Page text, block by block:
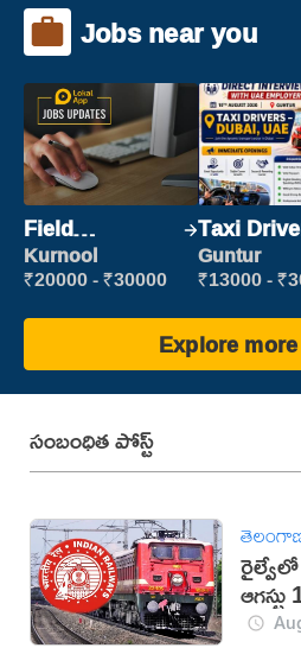
Jobs near you
Field
Marketing
Executive
Kurnool
₹20000 - ₹30000
Taxi
Guntur
₹13000 -
Explore
సంబంధిత పోస్ట్
స్టార్ట్